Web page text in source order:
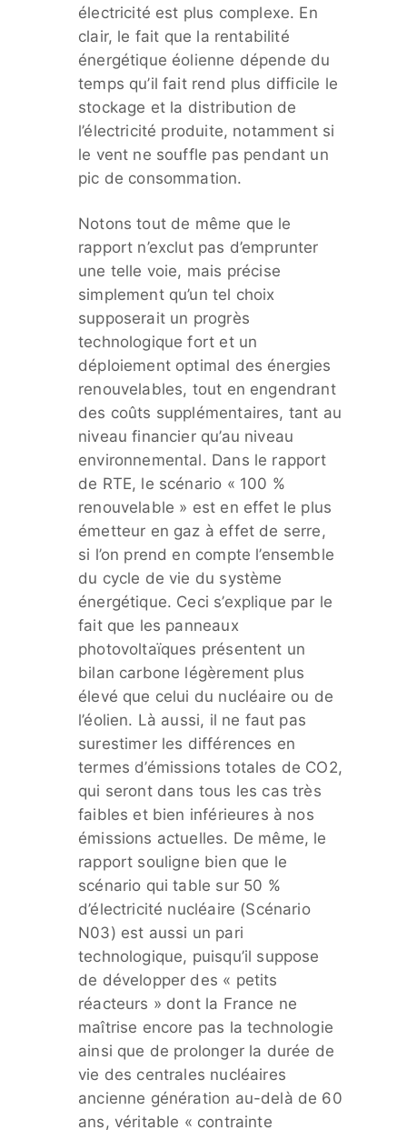
électricité est plus complexe. En
clair, le fait que la rentabilité
énergétique éolienne dépende du
temps qu’il fait rend plus difficile le
stockage et la distribution de
l’électricité produite, notamment si
le vent ne souffle pas pendant un
pic de consommation.
Notons tout de même que le
rapport n’exclut pas d’emprunter
une telle voie, mais précise
simplement qu’un tel choix
supposerait un progrès
technologique fort et un
déploiement optimal des énergies
renouvelables, tout en engendrant
des coûts supplémentaires, tant au
niveau financier qu’au niveau
environnemental. Dans le rapport
de RTE, le scénario « 100 %
renouvelable » est en effet le plus
émetteur en gaz à effet de serre,
si l’on prend en compte l’ensemble
du cycle de vie du système
énergétique. Ceci s’explique par le
fait que les panneaux
photovoltaïques présentent un
bilan carbone légèrement plus
élevé que celui du nucléaire ou de
l’éolien. Là aussi, il ne faut pas
surestimer les différences en
termes d’émissions totales de CO2,
qui seront dans tous les cas très
faibles et bien inférieures à nos
émissions actuelles. De même, le
rapport souligne bien que le
scénario qui table sur 50 %
d’électricité nucléaire (Scénario
N03) est aussi un pari
technologique, puisqu’il suppose
de développer des « petits
réacteurs » dont la France ne
maîtrise encore pas la technologie
ainsi que de prolonger la durée de
vie des centrales nucléaires
ancienne génération au-delà de 60
ans, véritable « contrainte